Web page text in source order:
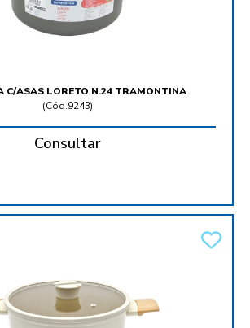
C/ASAS LORETO N.24 TRAMONTINA
(Cód.9243)
Consultar